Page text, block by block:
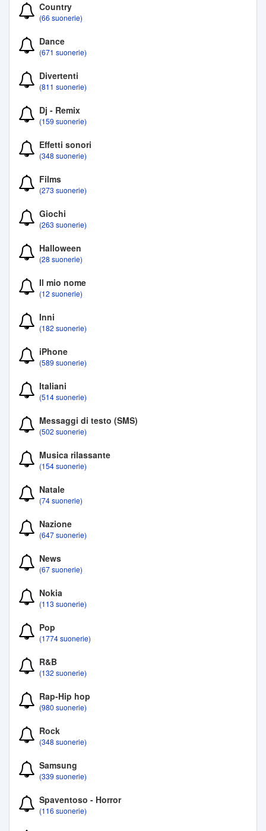
Country
(66 suonerie)
Dance
(671 suonerie)
Divertenti
(811 suonerie)
Dj - Remix
(159 suonerie)
Effetti sonori
(348 suonerie)
Films
(273 suonerie)
Giochi
(263 suonerie)
Halloween
(28 suonerie)
Il mio nome
(12 suonerie)
Inni
(182 suonerie)
iPhone
(589 suonerie)
Italiani
(514 suonerie)
Messaggi di testo (SMS)
(502 suonerie)
Musica rilassante
(154 suonerie)
Natale
(74 suonerie)
Nazione
(647 suonerie)
News
(67 suonerie)
Nokia
(113 suonerie)
Pop
(1774 suonerie)
R&B
(132 suonerie)
Rap-Hip hop
(980 suonerie)
Rock
(348 suonerie)
Samsung
(339 suonerie)
Spaventoso - Horror
(116 suonerie)